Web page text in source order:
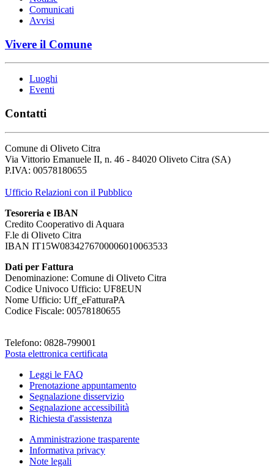
Comunicati
Avvisi
Vivere il Comune
Luoghi
Eventi
Contatti
Comune di Oliveto Citra
Via Vittorio Emanuele II, n. 46 - 84020 Oliveto Citra (SA)
P.IVA: 00578180655
Ufficio Relazioni con il Pubblico
Tesoreria e IBAN
Credito Cooperativo di Aquara
F.le di Oliveto Citra
IBAN IT15W0834276700006010063533
Dati per Fattura
Denominazione: Comune di Oliveto Citra
Codice Univoco Ufficio: UF8EUN
Nome Ufficio: Uff_eFatturaPA
Codice Fiscale: 00578180655
Telefono: 0828-799001
Posta elettronica certificata
Leggi le FAQ
Prenotazione appuntamento
Segnalazione disservizio
Segnalazione accessibilità
Richiesta d'assistenza
Amministrazione trasparente
Informativa privacy
Note legali